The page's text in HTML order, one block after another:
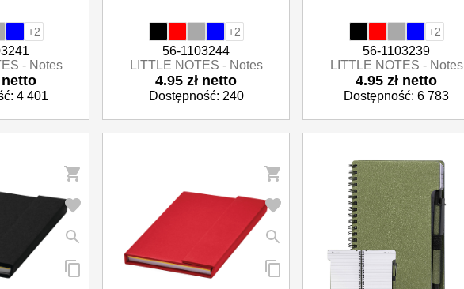
+2
- Notes
netto
4 401
+2
56-1103244
LITTLE NOTES - Notes
4.95 zł netto
Dostępność: 240
+2
56-1103239
LITTLE NOTES - Notes
4.95 zł netto
Dostępność: 6 783